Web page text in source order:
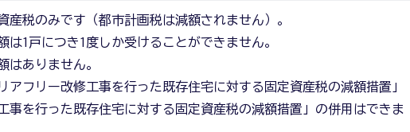
産税のみです（都市計画税は減額されません）。
は1戸につき1度しか受けることができません。
はありません。
アフリー改修工事を行った既存住宅に対する固定資産税の減額措置」
事を行った既存住宅に対する固定資産税の減額措置」の併用はできま